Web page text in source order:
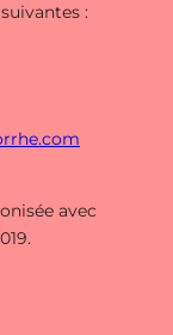
:
avec